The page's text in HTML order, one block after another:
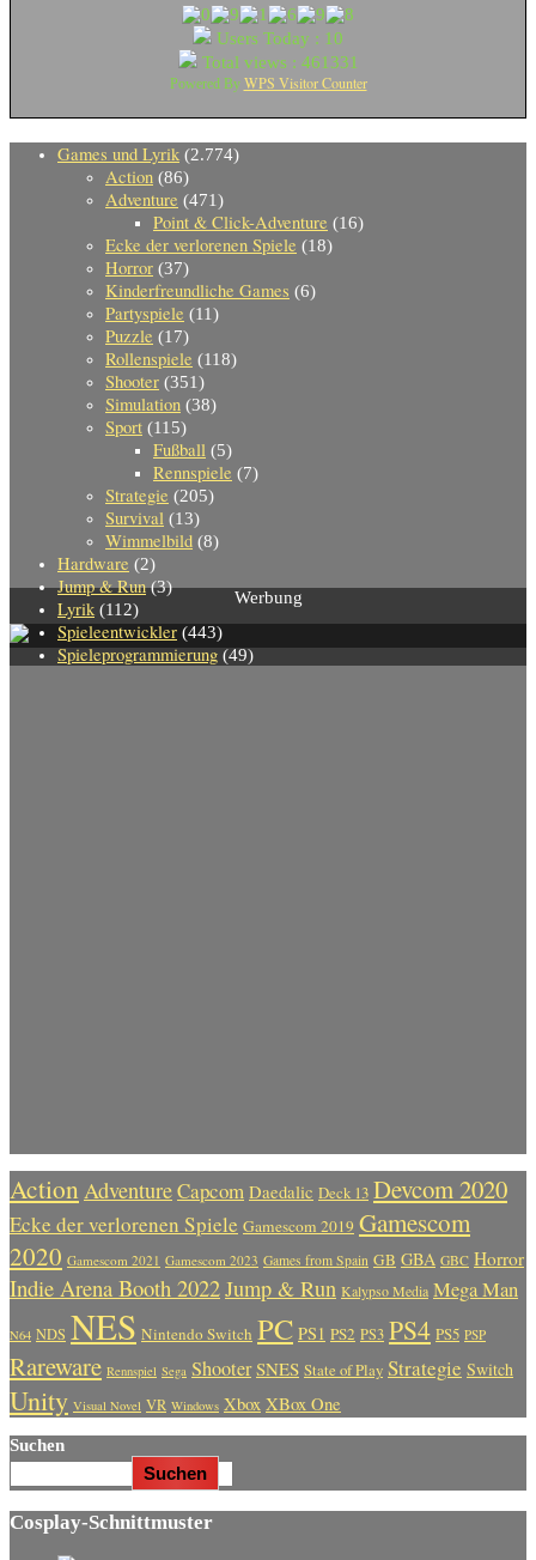
Users Today : 10
Total views : 461331
Powered By WPS Visitor Counter
Games und Lyrik (2.774)
Action (86)
Adventure (471)
Point & Click-Adventure (16)
Ecke der verlorenen Spiele (18)
Horror (37)
Kinderfreundliche Games (6)
Partyspiele (11)
Puzzle (17)
Rollenspiele (118)
Shooter (351)
Simulation (38)
Sport (115)
Fußball (5)
Rennspiele (7)
Strategie (205)
Survival (13)
Wimmelbild (8)
Hardware (2)
Jump & Run(3)
Lyrik (112)
Spieleentwickler (443)
Spieleprogrammierung (49)
Werbung
Action AdventureCapcom Daedalic Deck 13 Devcom 2020
Ecke der verlorenen Spiele Gamescom 2019 Gamescom
2020 Gamescom 2021 Gamescom 2023 Games from Spain GB GBA GBC Horror
Indie Arena Booth 2022Jump & Run Kalypso Media Mega Man
N64 NDS NES Nintendo Switch PC PS1 PS2 PS3 PS4 PS5 PSP
Rareware Rennspiel Sega Shooter SNES State of Play Strategie Switch
Unity Visual Novel VR Windows Xbox XBox One
Suchen
Suchen
Cosplay-Schnittmuster